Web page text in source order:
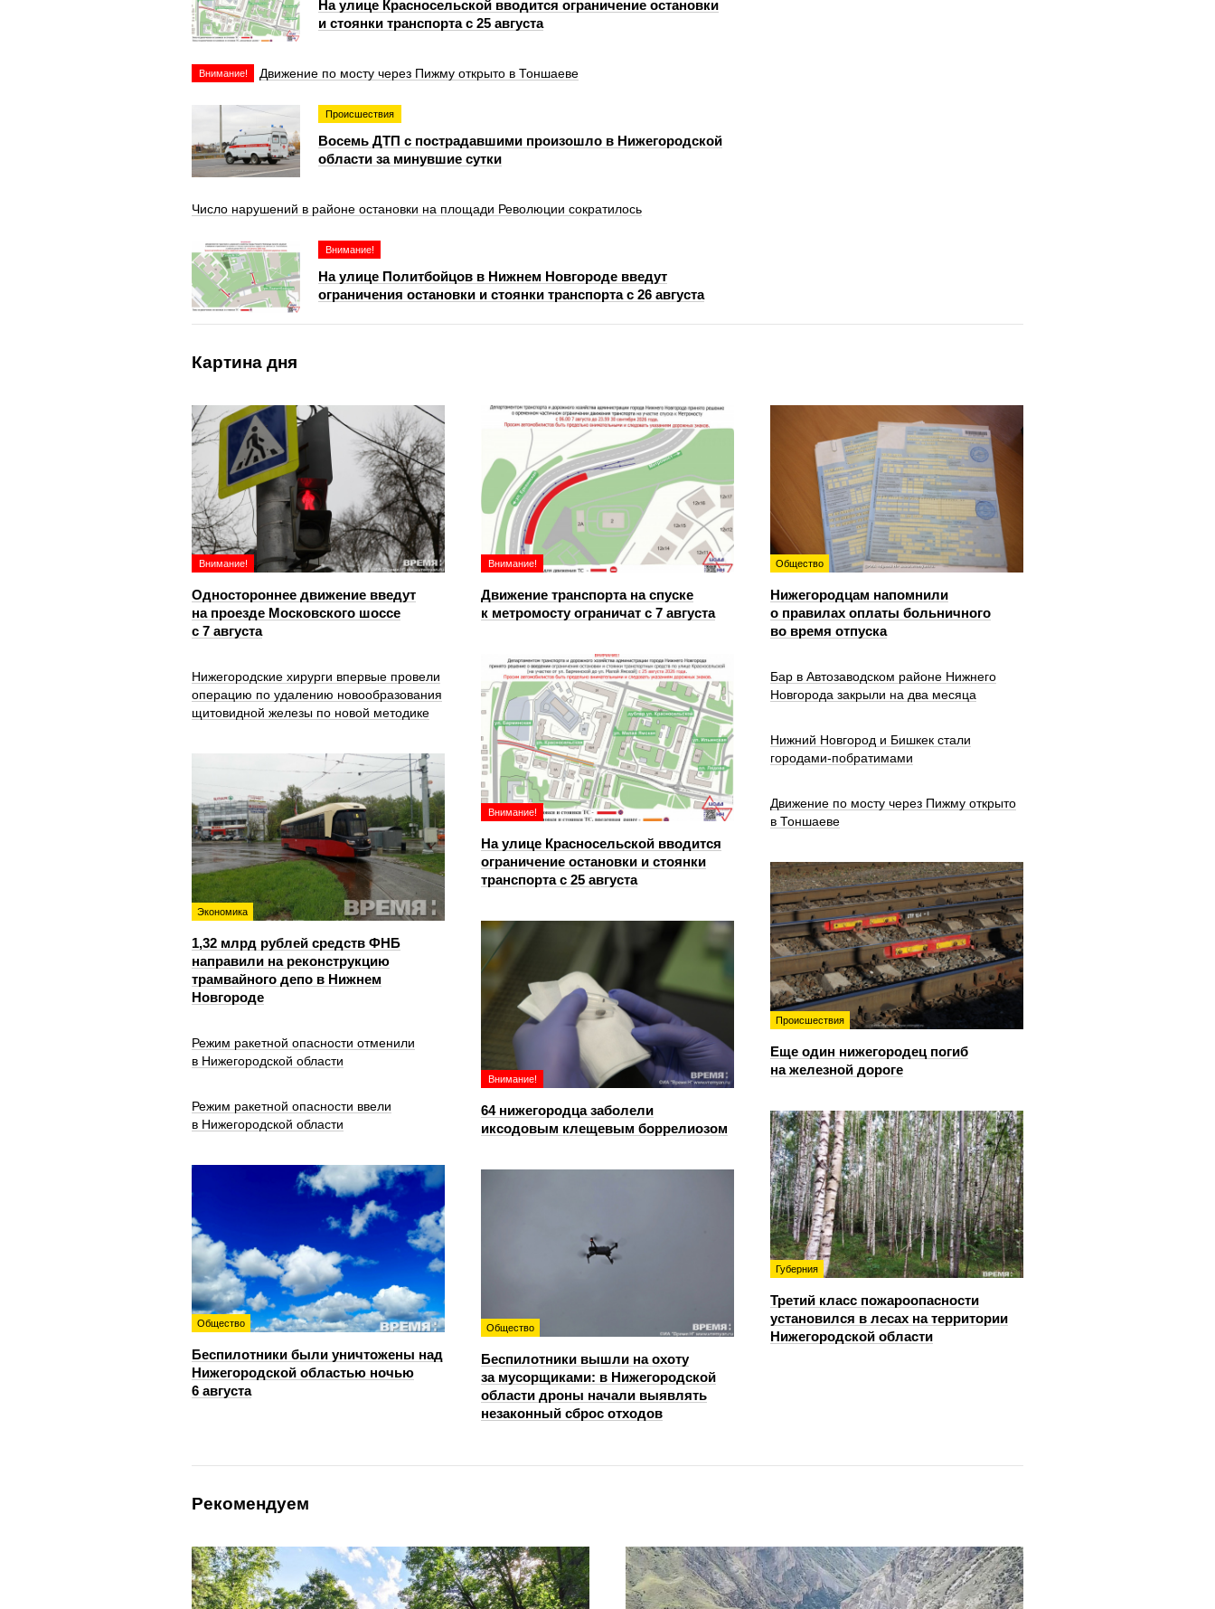
На улице Красносельской вводится ограничение остановки
и стоянки транспорта с 25 августа
Внимание! Движение по мосту через Пижму открыто в Тоншаеве
Происшествия
Восемь ДТП с пострадавшими произошло в Нижегородской
области за минувшие сутки
Число нарушений в районе остановки на площади Революции сократилось
Внимание!
На улице Политбойцов в Нижнем Новгороде введут
ограничения остановки и стоянки транспорта с 26 августа
Картина дня
Внимание!
Одностороннее движение введут
на проезде Московского шоссе
с 7 августа
Внимание!
Движение транспорта на спуске
к метромосту ограничат с 7 августа
Общество
Нижегородцам напомнили
о правилах оплаты больничного
во время отпуска
Внимание!
На улице Красносельской вводится
ограничение остановки и стоянки
транспорта с 25 августа
Нижегородские хирурги впервые провели
операцию по удалению новообразования
щитовидной железы по новой методике
Бар в Автозаводском районе Нижнего
Новгорода закрыли на два месяца
Нижний Новгород и Бишкек стали
городами-побратимами
Экономика
1,32 млрд рублей средств ФНБ
направили на реконструкцию
трамвайного депо в Нижнем
Новгороде
Движение по мосту через Пижму открыто
в Тоншаеве
Происшествия
Еще один нижегородец погиб
на железной дороге
Внимание!
64 нижегородца заболели
иксодовым клещевым боррелиозом
Режим ракетной опасности отменили
в Нижегородской области
Режим ракетной опасности ввели
в Нижегородской области
Губерния
Третий класс пожароопасности
установился в лесах на территории
Нижегородской области
Общество
Беспилотники были уничтожены над
Нижегородской областью ночью
6 августа
Общество
Беспилотники вышли на охоту
за мусорщиками: в Нижегородской
области дроны начали выявлять
незаконный сброс отходов
Рекомендуем